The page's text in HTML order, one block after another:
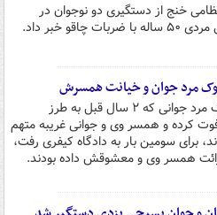
خنج از دستگیری دو نوجوان در
چاقو خبر داد.
مرد جوان و خیانت همسرش
پرونده مرگ مرد جوانی که ۲ سال قبل به طرز
کرده و همسر وی و جوانی غریبه متهم
برای سومین بار به دادگاه کیفری رفت،
همسر وی و معشوقش داده بودند.